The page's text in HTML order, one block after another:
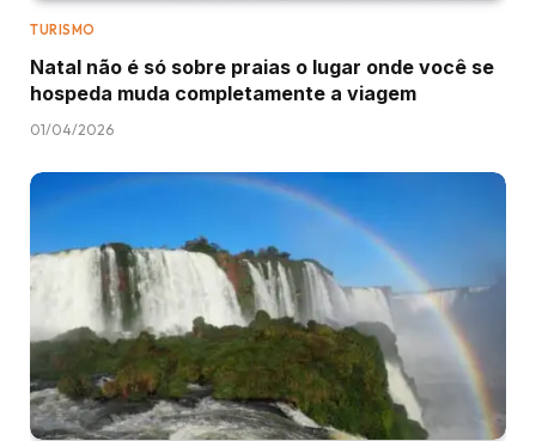
TURISMO
Natal não é só sobre praias o lugar onde você se
hospeda muda completamente a viagem
01/04/2026